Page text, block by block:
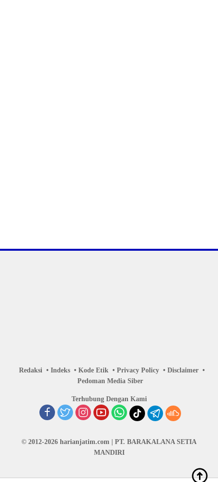
Redaksi Indeks Kode Etik Privacy Policy
Disclaimer
Pedoman Media Siber
Terhubung Dengan Kami
© 2012-2026 harianjatim.com | PT. BARAKALANA SETIA
MANDIRI